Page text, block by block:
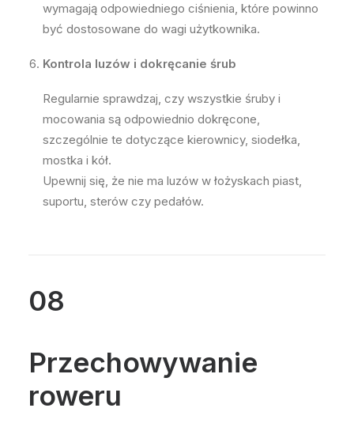
wymagają odpowiedniego ciśnienia, które powinno
być dostosowane do wagi użytkownika.
Kontrola luzów i dokręcanie śrub
Regularnie sprawdzaj, czy wszystkie śruby i
mocowania są odpowiednio dokręcone,
szczególnie te dotyczące kierownicy, siodełka,
mostka i kół.
Upewnij się, że nie ma luzów w łożyskach piast,
suportu, sterów czy pedałów.
08
Przechowywanie
roweru